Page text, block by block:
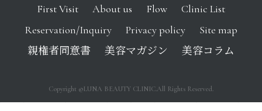
First Visit About us Flow
Clinic List
Reservation/Inquiry
Privacy policy
Site map
親権者同意書
美容マガジン 美容コラム
Copyright ©LUNA BEAUTY CLINIC.All Rights Reserved.